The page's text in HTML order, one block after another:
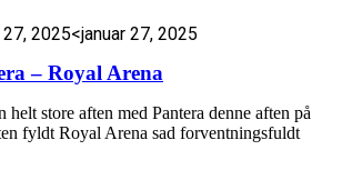
27, 2025<januar 27, 2025
– Royal Arena
store aften med Pantera denne aften på
fyldt Royal Arena sad forventningsfuldt